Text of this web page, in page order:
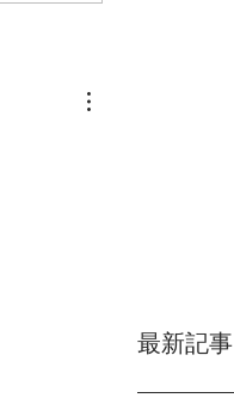
最新記事